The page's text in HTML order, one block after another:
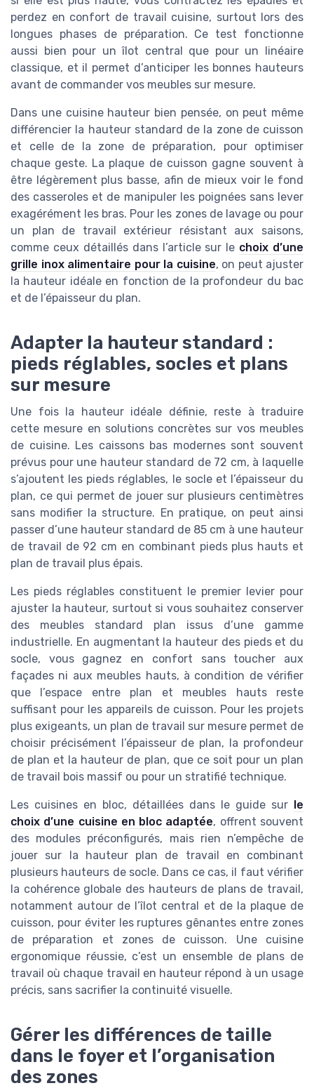
perdez en confort de travail cuisine, surtout lors des
longues phases de préparation. Ce test fonctionne
aussi bien pour un îlot central que pour un linéaire
classique, et il permet d’anticiper les bonnes hauteurs
avant de commander vos meubles sur mesure.
Dans une cuisine hauteur bien pensée, on peut même
différencier la hauteur standard de la zone de cuisson
et celle de la zone de préparation, pour optimiser
chaque geste. La plaque de cuisson gagne souvent à
être légèrement plus basse, afin de mieux voir le fond
des casseroles et de manipuler les poignées sans lever
exagérément les bras. Pour les zones de lavage ou pour
un plan de travail extérieur résistant aux saisons,
comme ceux détaillés dans l’article sur le choix d’une
grille inox alimentaire pour la cuisine, on peut ajuster
la hauteur idéale en fonction de la profondeur du bac
et de l’épaisseur du plan.
Adapter la hauteur standard :
pieds réglables, socles et plans
sur mesure
Une fois la hauteur idéale définie, reste à traduire
cette mesure en solutions concrètes sur vos meubles
de cuisine. Les caissons bas modernes sont souvent
prévus pour une hauteur standard de 72 cm, à laquelle
s’ajoutent les pieds réglables, le socle et l’épaisseur du
plan, ce qui permet de jouer sur plusieurs centimètres
sans modifier la structure. En pratique, on peut ainsi
passer d’une hauteur standard de 85 cm à une hauteur
de travail de 92 cm en combinant pieds plus hauts et
plan de travail plus épais.
Les pieds réglables constituent le premier levier pour
ajuster la hauteur, surtout si vous souhaitez conserver
des meubles standard plan issus d’une gamme
industrielle. En augmentant la hauteur des pieds et du
socle, vous gagnez en confort sans toucher aux
façades ni aux meubles hauts, à condition de vérifier
que l’espace entre plan et meubles hauts reste
suffisant pour les appareils de cuisson. Pour les projets
plus exigeants, un plan de travail sur mesure permet de
choisir précisément l’épaisseur de plan, la profondeur
de plan et la hauteur de plan, que ce soit pour un plan
de travail bois massif ou pour un stratifié technique.
Les cuisines en bloc, détaillées dans le guide sur le
choix d’une cuisine en bloc adaptée, offrent souvent
des modules préconfigurés, mais rien n’empêche de
jouer sur la hauteur plan de travail en combinant
plusieurs hauteurs de socle. Dans ce cas, il faut vérifier
la cohérence globale des hauteurs de plans de travail,
notamment autour de l’îlot central et de la plaque de
cuisson, pour éviter les ruptures gênantes entre zones
de préparation et zones de cuisson. Une cuisine
ergonomique réussie, c’est un ensemble de plans de
travail où chaque travail en hauteur répond à un usage
précis, sans sacrifier la continuité visuelle.
Gérer les différences de taille
dans le foyer et l’organisation
des zones